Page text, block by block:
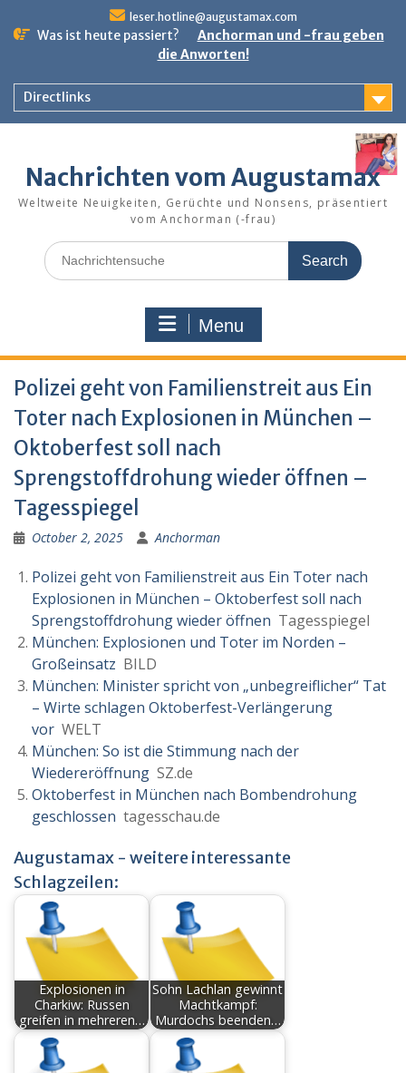
leser.hotline@augustamax.com
Was ist heute passiert?
Anchorman und -frau geben
die Anworten!
Directlinks
Nachrichten vom Augustamax
Weltweite Neuigkeiten, Gerüchte und Nonsens, präsentiert
vom Anchorman (-frau)
Search
for:
Menu
Polizei geht von Familienstreit aus Ein
Toter nach Explosionen in München –
Oktoberfest soll nach
Sprengstoffdrohung wieder öffnen –
Tagesspiegel
October 2, 2025 Anchorman
Polizei geht von Familienstreit aus Ein Toter nach
Explosionen in München – Oktoberfest soll nach
Sprengstoffdrohung wieder öffnen Tagesspiegel
München: Explosionen und Toter im Norden –
Großeinsatz BILD
München: Minister spricht von „unbegreiflicher“ Tat
– Wirte schlagen Oktoberfest-Verlängerung
vor WELT
München: So ist die Stimmung nach der
Wiedereröffnung SZ.de
Oktoberfest in München nach Bombendrohung
geschlossen tagesschau.de
Augustamax - weitere interessante
Schlagzeilen:
Explosionen in
Charkiw: Russen
greifen in mehreren…
Sohn Lachlan gewinnt
Machtkampf:
Murdochs beenden…